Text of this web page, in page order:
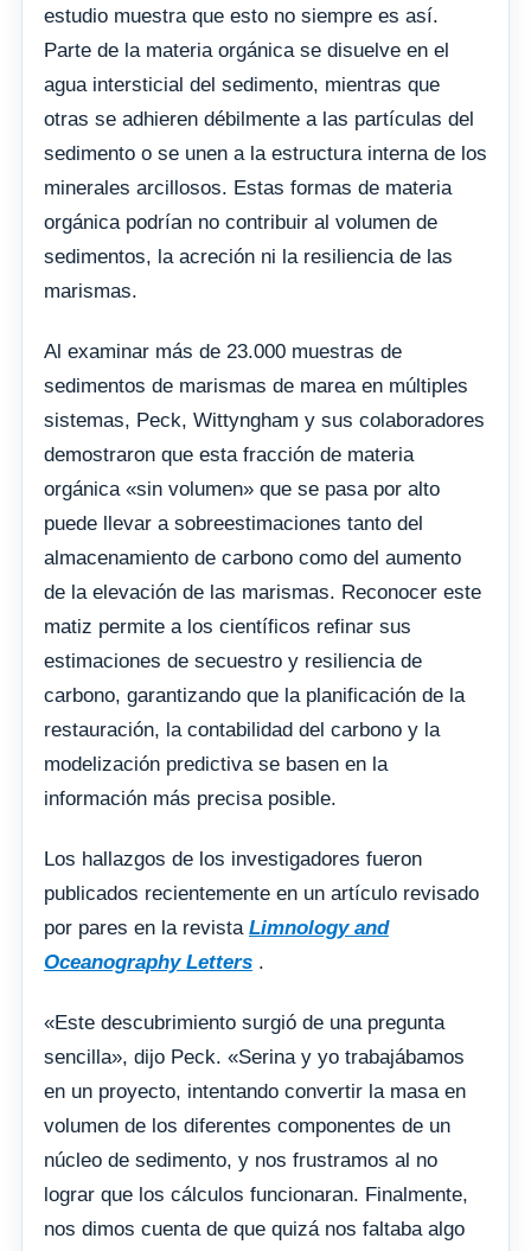
estudio muestra que esto no siempre es así.
Parte de la materia orgánica se disuelve en el
agua intersticial del sedimento, mientras que
otras se adhieren débilmente a las partículas del
sedimento o se unen a la estructura interna de los
minerales arcillosos. Estas formas de materia
orgánica podrían no contribuir al volumen de
sedimentos, la acreción ni la resiliencia de las
marismas.
Al examinar más de 23.000 muestras de
sedimentos de marismas de marea en múltiples
sistemas, Peck, Wittyngham y sus colaboradores
demostraron que esta fracción de materia
orgánica «sin volumen» que se pasa por alto
puede llevar a sobreestimaciones tanto del
almacenamiento de carbono como del aumento
de la elevación de las marismas. Reconocer este
matiz permite a los científicos refinar sus
estimaciones de secuestro y resiliencia de
carbono, garantizando que la planificación de la
restauración, la contabilidad del carbono y la
modelización predictiva se basen en la
información más precisa posible.
Los hallazgos de los investigadores fueron
publicados recientemente en un artículo revisado
por pares en la revista Limnology and
Oceanography Letters .
«Este descubrimiento surgió de una pregunta
sencilla», dijo Peck. «Serina y yo trabajábamos
en un proyecto, intentando convertir la masa en
volumen de los diferentes componentes de un
núcleo de sedimento, y nos frustramos al no
lograr que los cálculos funcionaran. Finalmente,
nos dimos cuenta de que quizá nos faltaba algo